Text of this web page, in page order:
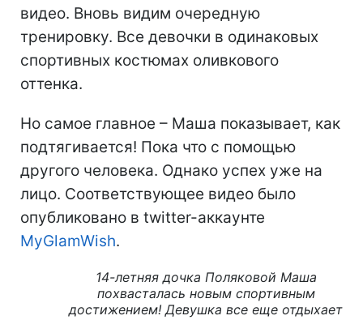
видео. Вновь видим очередную
тренировку. Все девочки в одинаковых
спортивных костюмах оливкового
оттенка.
Но самое главное – Маша показывает, как
подтягивается! Пока что с помощью
другого человека. Однако успех уже на
лицо. Соответствующее видео было
опубликовано в twitter-аккаунте
MyGlamWish.
14-летняя дочка Поляковой Маша
похвасталась новым спортивным
достижением! Девушка все еще отдыхает